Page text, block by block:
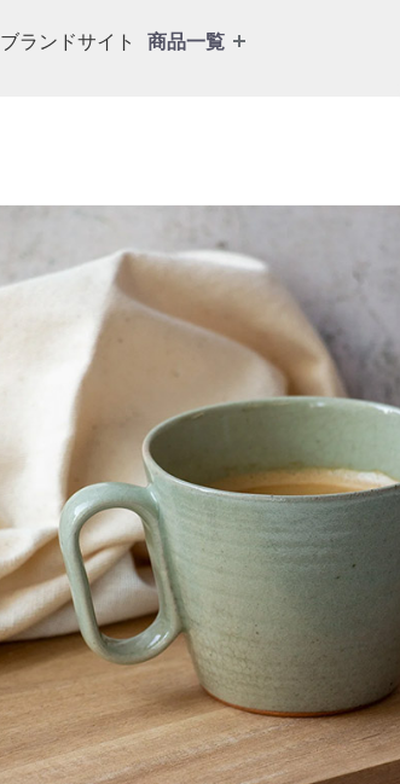
ブランドサイト 商品一覧